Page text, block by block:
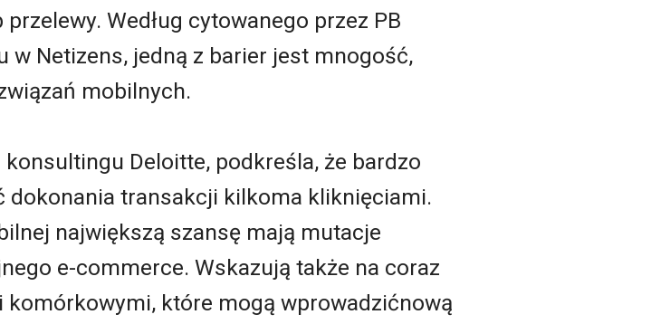
Według cytowanego przez PB
w Netizens, jedną z barier jest mnogość,
mobilnych.
Deloitte, podkreśla, że bardzo
dokonania transakcji kilkoma kliknięciami.
największą szansę mają mutacje
e-commerce. Wskazują także na coraz
które mogą wprowadzićnową